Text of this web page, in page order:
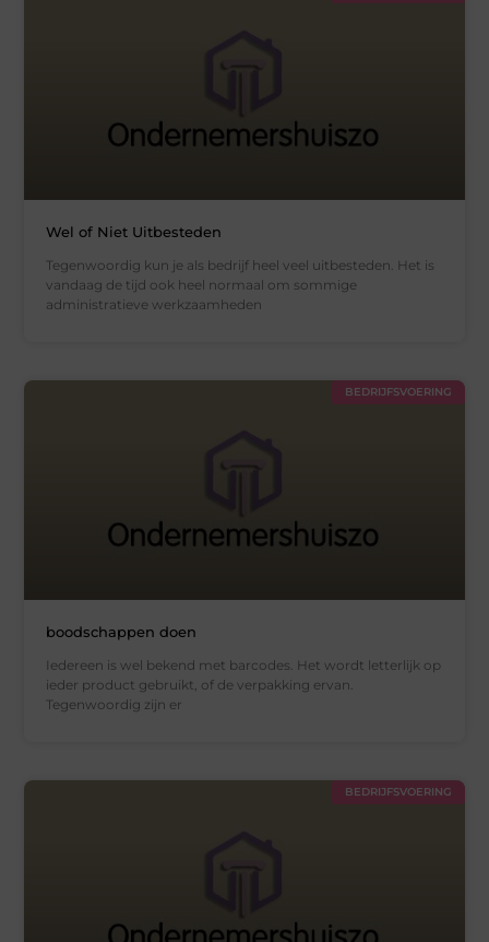
Wel of Niet Uitbesteden
Tegenwoordig kun je als bedrijf heel veel uitbesteden. Het is
vandaag de tijd ook heel normaal om sommige
administratieve werkzaamheden
BEDRIJFSVOERING
boodschappen doen
Iedereen is wel bekend met barcodes. Het wordt letterlijk op
ieder product gebruikt, of de verpakking ervan.
Tegenwoordig zijn er
BEDRIJFSVOERING